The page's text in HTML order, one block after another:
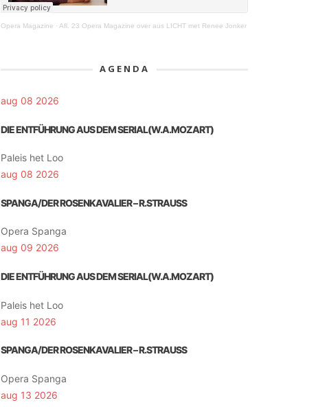
Opera Magazine · Afl. 23 Opera Magazine over aus LICHT met Renee Jonker
AGENDA
aug 08 2026
DIE ENTFÜHRUNG AUS DEM SERIAL(W.A.MOZART)
Paleis het Loo
aug 08 2026
SPANGA/DER ROSENKAVALIER – R.STRAUSS
Opera Spanga
aug 09 2026
DIE ENTFÜHRUNG AUS DEM SERIAL(W.A.MOZART)
Paleis het Loo
aug 11 2026
SPANGA/DER ROSENKAVALIER – R.STRAUSS
Opera Spanga
aug 13 2026